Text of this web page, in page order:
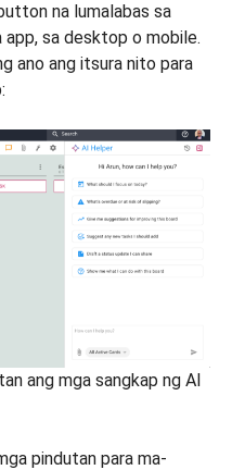
na lumalabas sa
app, sa desktop o mobile.
ano ang itsura nito para
ang mga sangkap ng AI
pindutan para ma-